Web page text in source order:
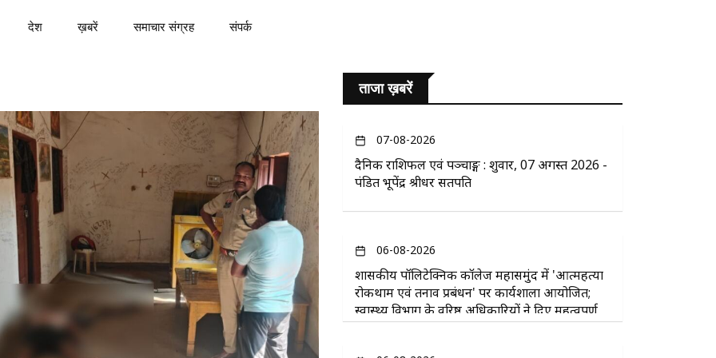
देश ख़बरें समाचार संग्रह संपर्क
ताजा ख़बरें
07-08-2026
दैनिक राशिफल एवं पञ्चाङ्ग : शुक्रवार, 07 अगस्त 2026 -
पंडित भूपेंद्र श्रीधर सतपति
06-08-2026
​शासकीय पॉलिटेक्निक कॉलेज महासमुंद में 'आत्महत्या
रोकथाम एवं तनाव प्रबंधन' पर कार्यशाला आयोजित;
स्वास्थ्य विभाग के वरिष्ठ अधिकारियों ने दिए महत्वपूर्ण
सुझाव